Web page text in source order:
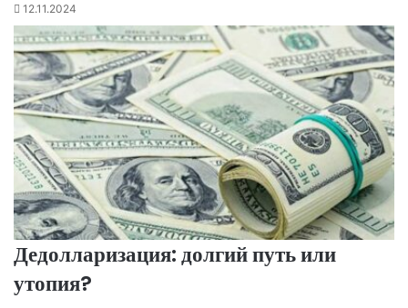
12.11.2024
Дедолларизация: долгий путь или
утопия?